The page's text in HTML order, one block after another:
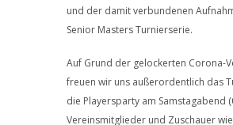
und der damit verbundenen
Senior Masters Turnierserie.
Auf Grund der gelockerten Corona-
freuen wir uns außerordentlich das
die Playersparty am Samstagabend
Vereinsmitglieder und Zuschauer